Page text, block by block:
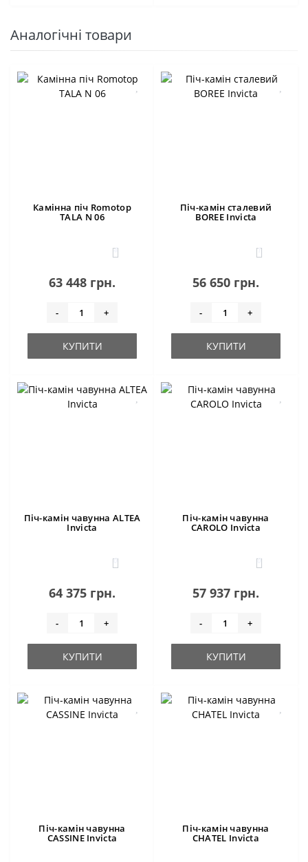
Аналогічні товари
Камінна піч Romotop
TALA N 06
4
63 448 грн.
- +
КУПИТИ
Піч-камін сталевий
BOREE Invicta
1
56 650 грн.
- +
КУПИТИ
Піч-камін чавунна ALTEA
Invicta
0
64 375 грн.
- +
КУПИТИ
Піч-камін чавунна
CAROLO Invicta
0
57 937 грн.
- +
КУПИТИ
Піч-камін чавунна
CASSINE Invicta
Піч-камін чавунна
CHATEL Invicta